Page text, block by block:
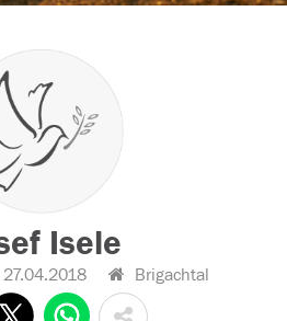
Isele
27.04.2018 Brigachtal